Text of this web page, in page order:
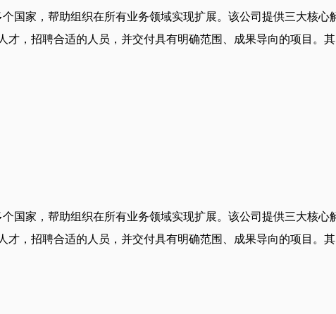
国家，帮助组织在所有业务领域实现扩展。该公司提供三大核
，招聘合适的人员，并交付具有明确范围、成果导向的项目。
国家，帮助组织在所有业务领域实现扩展。该公司提供三大核
，招聘合适的人员，并交付具有明确范围、成果导向的项目。